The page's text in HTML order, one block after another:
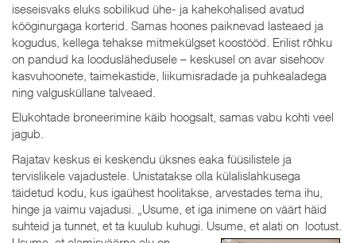
iseseisvaks eluks sobilikud ühe- ja kahekohalised avatud
kööginurgaga korterid. Samas hoones paiknevad lasteaed ja
kogudus, kellega tehakse mitmekülgset koostööd. Erilist rõhku
on pandud ka looduslähedusele – keskusel on avar sisehoov
kasvuhoonete, taimekastide, liikumisradade ja puhkealadega
ning valgusküllane talveaed.
Elukohtade broneerimine käib hoogsalt, samas vabu kohti veel
jagub.
Rajatav keskus ei keskendu üksnes eaka füüsilistele ja
tervislikele vajadustele. Unistatakse olla külalislahkusega
täidetud kodu, kus igaühest hoolitakse, arvestades tema ihu,
hinge ja vaimu vajadusi. „Usume, et iga inimene on väärt häid
suhteid ja tunnet, et ta kuulub kuhugi. Usume, et alati on lootust.